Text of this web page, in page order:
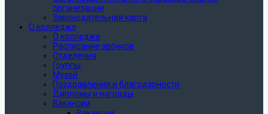
организации
Законодательная карта
О колледже
О колледже
Расписание звонков
Отделения
Группы
Музей
Поздравления и благодарности
Дипломы и награды
Вакансии